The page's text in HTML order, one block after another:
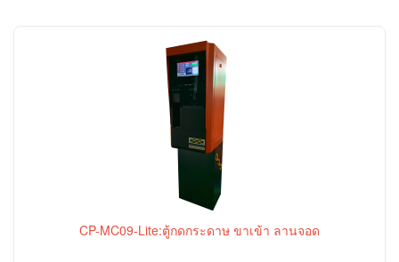
CP-MC09-Lite:ตู้กดกระดาษ ขาเข้า ลานจอด